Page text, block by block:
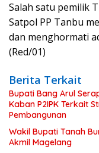
Salah satu pemilik
Satpol PP Tanbu
dan menghormati
(Red/01)
Berita Terkait
Bupati Bang Arul
Kaban P2IPK Terkait
Pembangunan
Wakil Bupati Tanah
Akmil Magelang